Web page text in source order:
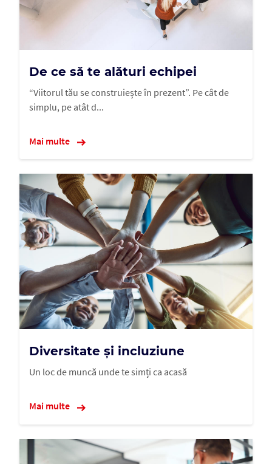
De ce să te alături echipei
“Viitorul tău se construiește în prezent”. Pe cât de
simplu, pe atât d...
Mai multe
Diversitate și incluziune
Un loc de muncă unde te simți ca acasă
Mai multe